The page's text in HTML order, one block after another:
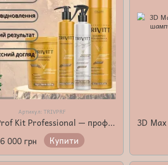
Артикул: TRIVPRF
Trivitt Prof Kit Professional — професійний набір для реконструкції волосся
6 000 грн
Купити